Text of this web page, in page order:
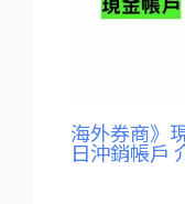
海外券商》
日沖銷帳戶